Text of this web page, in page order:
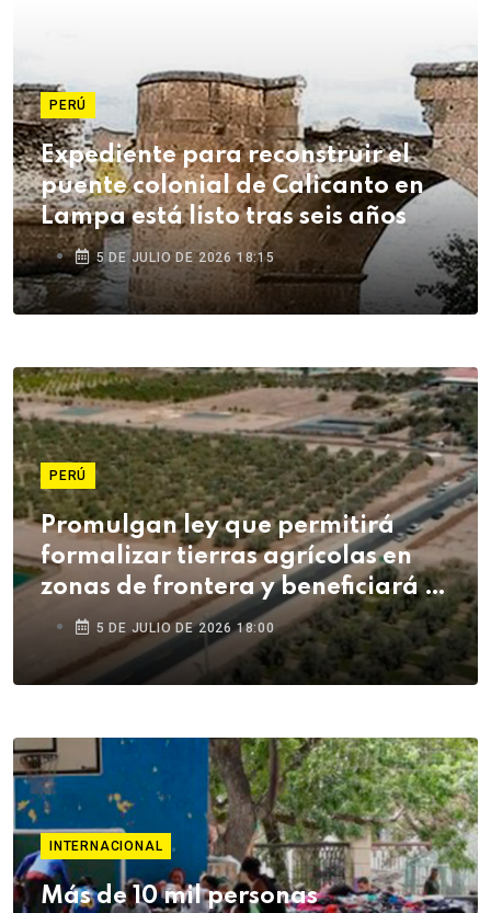
PERÚ
Expediente para reconstruir el
puente colonial de Calicanto en
Lampa está listo tras seis años
5 DE JULIO DE 2026 18:15
PERÚ
Promulgan ley que permitirá
formalizar tierras agrícolas en
zonas de frontera y beneficiará a
agricultores de Tacna
5 DE JULIO DE 2026 18:00
INTERNACIONAL
Más de 10 mil personas